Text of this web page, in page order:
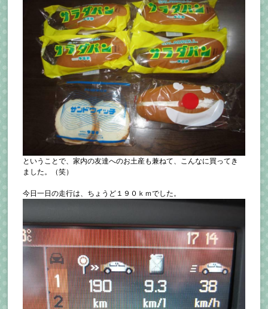
ということで、家内の友達へのお土産も兼ねて、こんなに買ってき
ました。（笑）
今日一日の走行は、ちょうど１９０ｋｍでした。